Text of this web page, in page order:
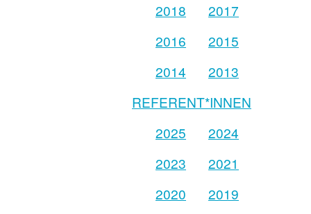
2018
2017
2016
2015
2014
2013
REFERENT*INNEN
2025
2024
2023
2021
2020
2019